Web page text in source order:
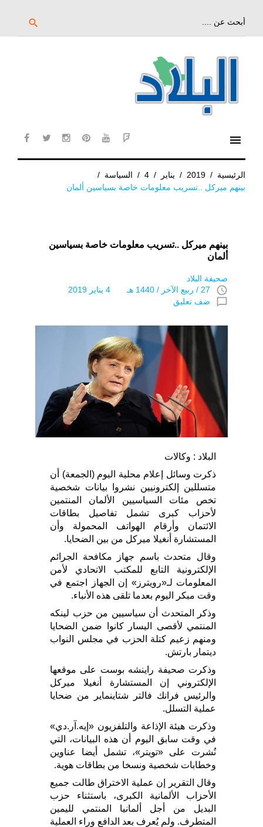
search
menu
الرئيسية /
2019
/ يناير /
4
/ السياسة /
بينهم ميركل ..تسريب معلومات خاصة بسياسين ألمان
بينهم ميركل ..تسريب معلومات خاصة بسياسين
ألمان
صحيفة البلاد
access_time 27 / ربيع الآخر / 1440 هـ 4 يناير 2019
chat_bubble_outline ضف تعليق
البلاد : وكالات
ذكرت وسائل إعلام محلية اليوم (الجمعة) أن
متسللين إلكترونيين نشروا بيانات شخصية
تخص مئات السياسيين الألمان المنتمين
لأحزاب كبرى تشمل تفاصيل بطاقات
الائتمان وأرقام الهواتف المحمولة وأن
المستشارة أنغيلا ميركل من بين الضحايا.
وقال متحدث باسم جهاز مكافحة الجرائم
الإلكترونية التابع للمكتب الاتحادي لأمن
المعلومات لـ«رويترز» إن الجهاز اجتمع في
وقت مبكر اليوم بعدما تلقى هذه الأنباء.
وذكر المتحدث أن سياسيين من حزب لينكه
المنتمي لأقصى اليسار كانوا ضمن الضحايا
ومنهم زعيم كتلة الحزب في مجلس النواب
ديتمار بارتش.
وذكرت صحيفة راينشه بوست على موقعها
الإلكتروني إن المستشارة أنغيلا ميركل
والرئيس فرانك فالتر شتاينماير من ضحايا
عملية التسلل.
وذكرت هيئة الإذاعة والتلفزيون «إيه.آر.دي»
في وقت سابق اليوم أن هذه البيانات، التي
نُشرت على «تويتر»، تشمل أيضا عناوين
وخطابات شخصية ونسخا من بطاقات هوية.
وقال التقرير إن عملية الاختراق طالت جميع
الأحزاب الألمانية الكبرى، باستثناء حزب
البديل من أجل ألمانيا المنتمي لليمين
المتطرف. ولم يُعرف بعد الدافع وراء العملية